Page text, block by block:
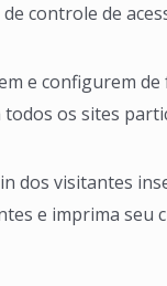
controle de
e configurem
os sites
dos visitantes
e imprima seu